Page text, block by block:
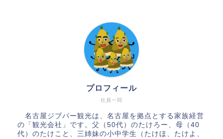
社員一同
プロフィール
名古屋ジブパー観光は、名古屋を拠点とする家族経営
の「観光会社」です。父（50代）のたけろー、母（40
代）のたけこと、三姉妹の小中学生（たけほ、たけよ、